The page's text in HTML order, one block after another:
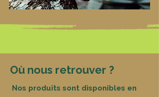
Où nous retrouver ?
Nos produits sont disponibles en